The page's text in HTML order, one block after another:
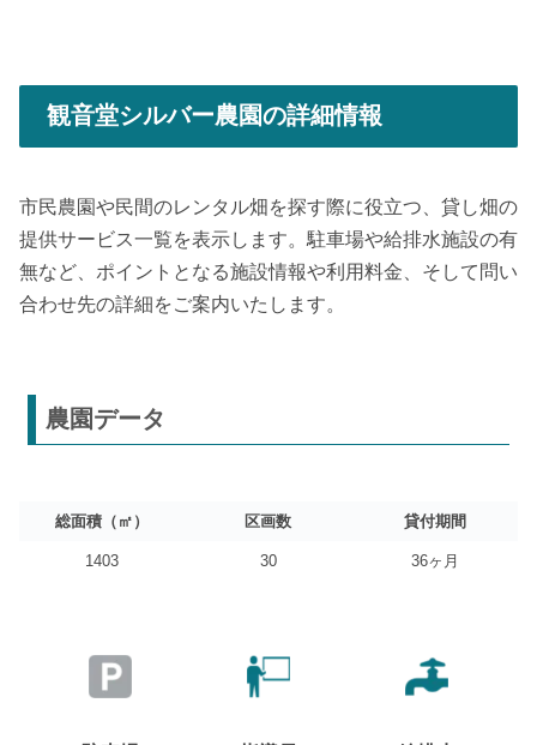
観音堂シルバー農園の詳細情報
市民農園や民間のレンタル畑を探す際に役立つ、貸し畑の
提供サービス一覧を表示します。駐車場や給排水施設の有
無など、ポイントとなる施設情報や利用料金、そして問い
合わせ先の詳細をご案内いたします。
農園データ
総面積（㎡） 区画数 貸付期間
1403 30 36ヶ月